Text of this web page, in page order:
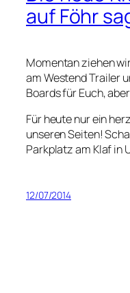
auf Föhr
Momentan ziehen
am Westend Trailer
Boards für Euch,
Für heute nur ein
unseren Seiten!
Parkplatz am Klaf in
12/07/2014